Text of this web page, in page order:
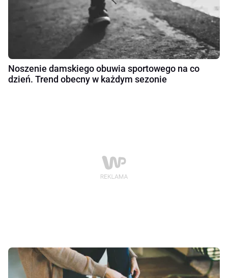
Noszenie damskiego obuwia sportowego na co
dzień. Trend obecny w każdym sezonie